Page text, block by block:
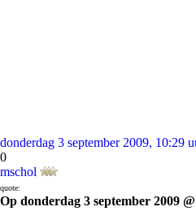
donderdag 3 september 2009, 10:29
0
mschol
quote:
Op donderdag 3 september 2009